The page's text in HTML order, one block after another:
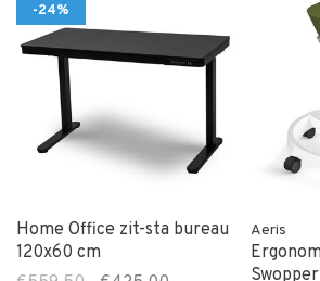
-24%
Home Office zit-sta bureau
120x60 cm
Aeris